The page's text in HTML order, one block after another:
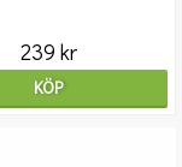
239 kr
KÖP